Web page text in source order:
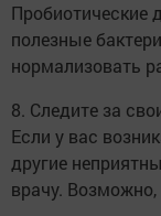
Пробиотические
полезные
нормализовать
8. Следите за
Если у вас
другие
врачу.